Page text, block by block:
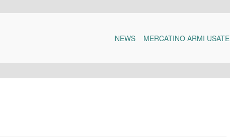
NEWS MERCATINO ARMI USATE